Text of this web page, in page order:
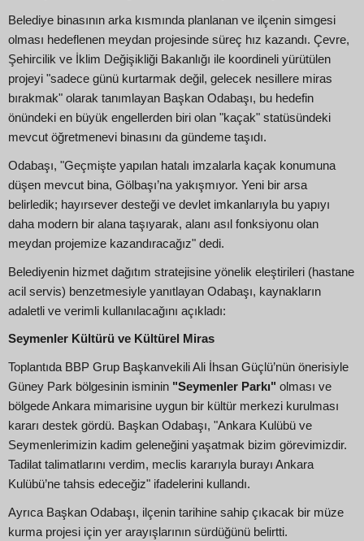
Belediye binasının arka kısmında planlanan ve ilçenin simgesi
olması hedeflenen meydan projesinde süreç hız kazandı. Çevre,
Şehircilik ve İklim Değişikliği Bakanlığı ile koordineli yürütülen
projeyi "sadece günü kurtarmak değil, gelecek nesillere miras
bırakmak" olarak tanımlayan Başkan Odabaşı, bu hedefin
önündeki en büyük engellerden biri olan "kaçak" statüsündeki
mevcut öğretmenevi binasını da gündeme taşıdı.
Odabaşı, "Geçmişte yapılan hatalı imzalarla kaçak konumuna
düşen mevcut bina, Gölbaşı’na yakışmıyor. Yeni bir arsa
belirledik; hayırsever desteği ve devlet imkanlarıyla bu yapıyı
daha modern bir alana taşıyarak, alanı asıl fonksiyonu olan
meydan projemize kazandıracağız" dedi.
Belediyenin hizmet dağıtım stratejisine yönelik eleştirileri (hastane
acil servis) benzetmesiyle yanıtlayan Odabaşı, kaynakların
adaletli ve verimli kullanılacağını açıkladı:
Seymenler Kültürü ve Kültürel Miras
Toplantıda BBP Grup Başkanvekili Ali İhsan Güçlü’nün önerisiyle
Güney Park bölgesinin isminin "Seymenler Parkı" olması ve
bölgede Ankara mimarisine uygun bir kültür merkezi kurulması
kararı destek gördü. Başkan Odabaşı, "Ankara Kulübü ve
Seymenlerimizin kadim geleneğini yaşatmak bizim görevimizdir.
Tadilat talimatlarını verdim, meclis kararıyla burayı Ankara
Kulübü’ne tahsis edeceğiz" ifadelerini kullandı.
Ayrıca Başkan Odabaşı, ilçenin tarihine sahip çıkacak bir müze
kurma projesi için yer arayışlarının sürdüğünü belirtti.